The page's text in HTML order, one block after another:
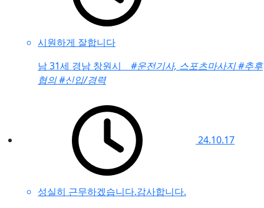
시원하게 잘합니다
남31세 경남 창원시 #운전기사, 스포츠마사지#추후
협의#신입/경력
24.10.17
성실히 근무하겠습니다.감사합니다.